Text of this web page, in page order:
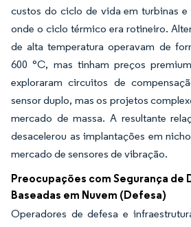
custos do ciclo de vida em turbinas e
onde o ciclo térmico era rotineiro.
de alta temperatura operavam de
600 °C, mas tinham preços
exploraram circuitos de
sensor duplo, mas os projetos
mercado de massa. A resultante
desacelerou as implantações em
mercado de sensores de vibração.
Preocupações com Segurança de
Baseadas em Nuvem (Defesa)
Operadores de defesa e